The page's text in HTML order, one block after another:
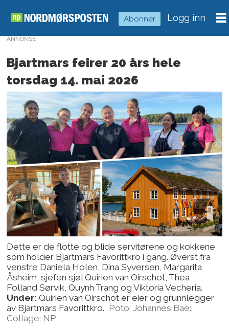
Abonner Logg inn
ANNONSE
Bjartmars feirer 20 års hele
torsdag 14. mai 2026
Dette er de flotte og blide servitørene og kokkene
som holder Bjartmars Favorittkro i gang. Øverst fra
venstre Daniela Holen, Dina Syversen, Margarita
Åsheim, sjefen sjøl Quirien van Oirschot, Thea
Folland Sørvik, Quynh Trang og Viktoria Vecheria.
Under:Quirien van Oirschot er eier og grunnlegger
av Bjartmars Favorittkro. Poto: Johannes Bae:.
Collage: NP